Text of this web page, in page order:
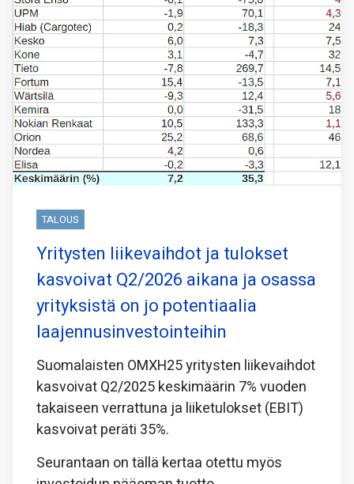
TALOUS
Yritysten liikevaihdot ja tulokset
kasvoivat Q2/2026 aikana ja osassa
yrityksistä on jo potentiaalia
laajennusinvestointeihin
Suomalaisten OMXH25 yritysten liikevaihdot
kasvoivat Q2/2025 keskimäärin 7% vuoden
takaiseen verrattuna ja liiketulokset (EBIT)
kasvoivat peräti 35%.
Seurantaan on tällä kertaa otettu myös